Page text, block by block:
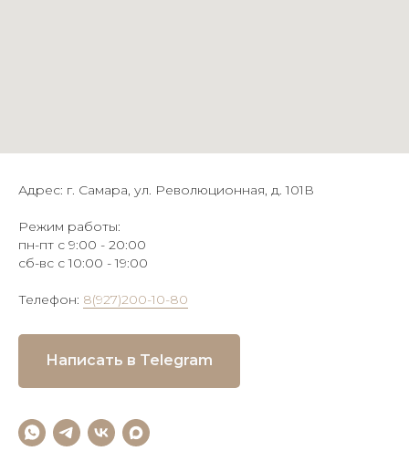
Адрес: г. Самара, ул. Революционная, д. 101В
Режим работы:
пн-пт с 9:00 - 20:00
сб-вс с 10:00 - 19:00
Телефон: 8(927)200-10-80
Написать в Telegram